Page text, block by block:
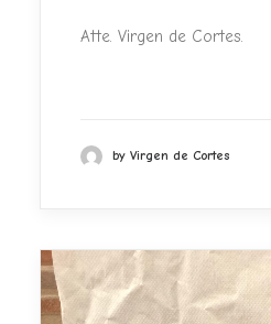
Atte. Virgen de Cortes.
by Virgen de Cortes